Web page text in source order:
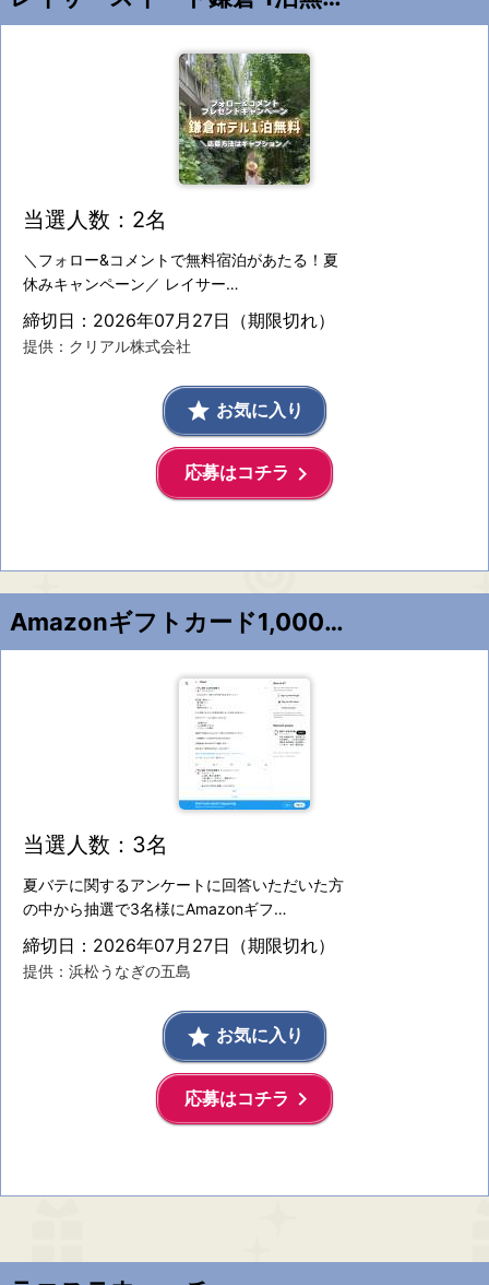
当選人数：2名
＼フォロー&コメントで無料宿泊があたる！夏
休みキャンペーン／ レイサー…
締切日：2026年07月27日（期限切れ）
提供：クリアル株式会社
grade お気に入り
応募はコチラ keyboard_arrow_right
Amazonギフトカード1,000円分
当選人数：3名
夏バテに関するアンケートに回答いただいた方
の中から抽選で3名様にAmazonギフ…
締切日：2026年07月27日（期限切れ）
提供：浜松うなぎの五島
grade お気に入り
応募はコチラ keyboard_arrow_right